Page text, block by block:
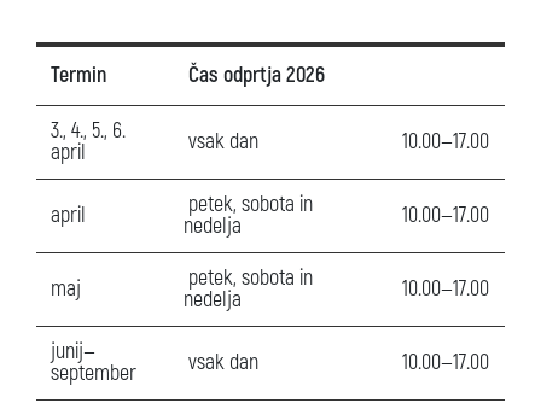
Termin
Čas odprtja 2026
3., 4., 5., 6.
april vsak dan 10.00—17.00
april petek, sobota in
nedelja 10.00—17.00
maj petek, sobota in
nedelja 10.00—17.00
junij—
september vsak dan 10.00—17.00